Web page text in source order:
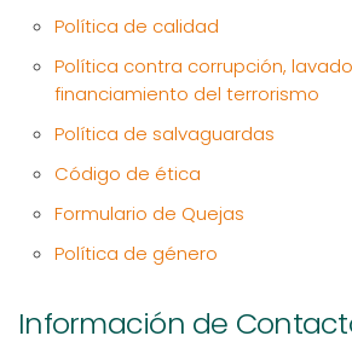
Política de calidad
Política contra corrupción,
financiamiento del terrorismo
Política de salvaguardas
Código de ética
Formulario de Quejas
Política de género
Información de